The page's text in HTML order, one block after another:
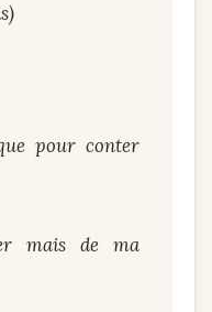
pour conter
mais de ma